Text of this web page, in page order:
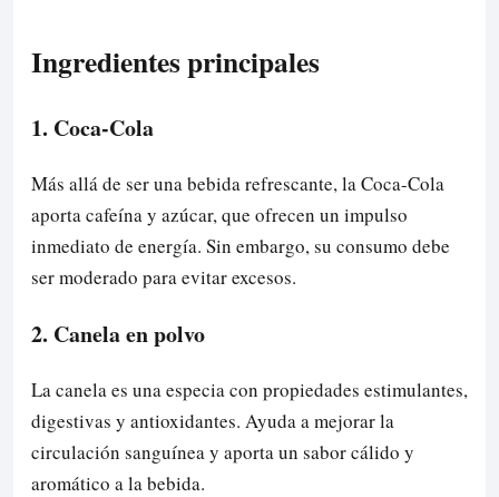
Ingredientes principales
1. Coca-Cola
Más allá de ser una bebida refrescante, la Coca-Cola
aporta cafeína y azúcar, que ofrecen un impulso
inmediato de energía. Sin embargo, su consumo debe
ser moderado para evitar excesos.
2. Canela en polvo
La canela es una especia con propiedades estimulantes,
digestivas y antioxidantes. Ayuda a mejorar la
circulación sanguínea y aporta un sabor cálido y
aromático a la bebida.